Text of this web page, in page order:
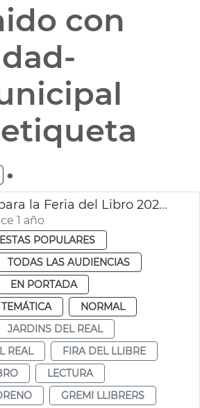
con
.
Subvención para la Feria del Libro 2025 de 25.000€ en València
1 año
POPULARES
TODAS LAS AUDIENCIAS
EN PORTADA
NORMAL
JARDINS DEL REAL
REAL
FIRA DEL LLIBRE
LECTURA
GREMI LLIBRERS